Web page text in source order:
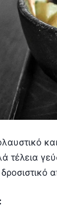
τέλεια
δροσιστικό